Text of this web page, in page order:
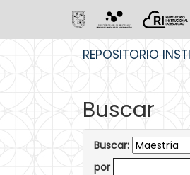
REPOSITORIO
Buscar
Buscar:
por